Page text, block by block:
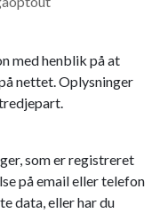
med henblik på at
nettet. Oplysninger
som er registreret
på email eller telefon
data, eller har du